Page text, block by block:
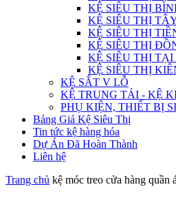
KỆ SIÊU THỊ
KỆ SIÊU THỊ
KỆ SIÊU THỊ
KỆ SIÊU THỊ
KỆ SIÊU THỊ
KỆ SIÊU THỊ
KỆ SẮT V LỖ
KỆ TRUNG TẢI - KỆ
PHỤ KIỆN, THIẾT BỊ
Bảng Giá Kệ Siêu Thị
Tin tức kệ hàng hóa
Dự Án Đã Hoàn Thành
Liên hệ
Trang chủ kệ móc treo cửa hàng quần